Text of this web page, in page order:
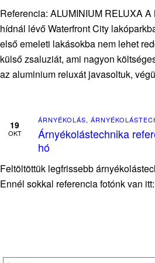
Referencia: ALUMINIUM RELUXA
hídnál lévő Waterfront City
első emeleti lakásokba nem lehet
külső zsaluziát, ami nagyon
az aluminium reluxát javasoltuk,
19
OKT
ÁRNYÉKOLÁS,
Árnyékolástechnika
hó
Feltöltöttük legfrissebb
Ennél sokkal referencia fotónk van